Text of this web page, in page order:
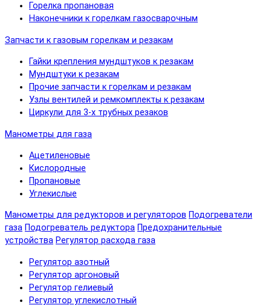
Горелка пропановая
Наконечники к горелкам газосварочным
Запчасти к газовым горелкам и резакам
Гайки крепления мундштуков к резакам
Мундштуки к резакам
Прочие запчасти к горелкам и резакам
Узлы вентилей и ремкомплекты к резакам
Циркули для 3-х трубных резаков
Манометры для газа
Ацетиленовые
Кислородные
Пропановые
Углекислые
Манометры для редукторов и регуляторов Подогреватели
газа Подогреватель редуктора Предохранительные
устройства Регулятор расхода газа
Регулятор азотный
Регулятор аргоновый
Регулятор гелиевый
Регулятор углекислотный